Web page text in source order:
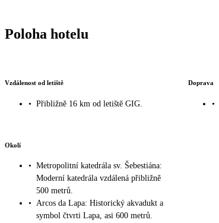
Poloha hotelu
Vzdálenost od letiště
• Přibližně 16 km od letiště GIG.
Doprava
•
Okolí
• Metropolitní katedrála sv. Šebestiána:
Moderní katedrála vzdálená přibližně
500 metrů.
• Arcos da Lapa: Historický akvadukt a
symbol čtvrti Lapa, asi 600 metrů.